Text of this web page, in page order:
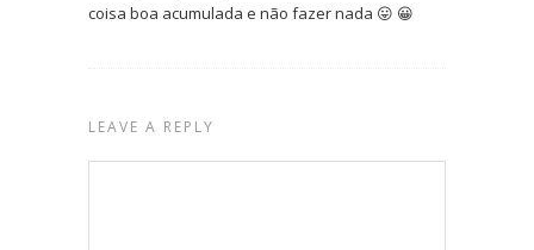
coisa boa acumulada e não fazer nada 😛 😀
LEAVE A REPLY